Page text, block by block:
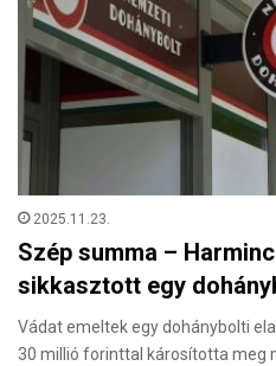
2025.11.23.
Szép summa –
sikkasztott egy
Vádat emeltek egy dohánybolti
30 millió forinttal károsította meg